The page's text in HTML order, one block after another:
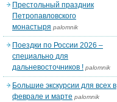
Престольный праздник
Петропавловского
монастыря palomnik
Поездки по России 2026 –
специально для
дальневосточников ! palomnik
Большие экскурсии для всех в
феврале и марте palomnik